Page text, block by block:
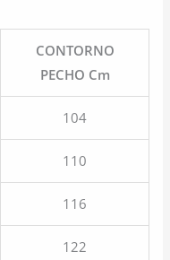
CONTORNO
PECHO Cm
104
110
116
122